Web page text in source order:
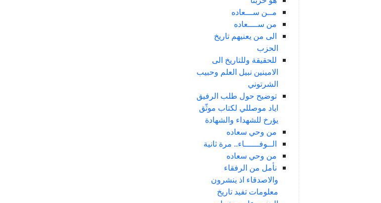
مــن ســـعاده
من ســــعاده
الى من يعنيهم تاريخ
الحزب
للحقيقة وللتاريخ الى
الامينين نبيل العلم وحبيب
الشرتوني
توضيح حول طلب الرفيق
اياد موصللي لكتاب موثّق
يؤرخ للشهداء والشهادة
من وحي سعاده
الــوفــــــاء.. مرة ثانية
من وحي سعاده
نأمل من الرفقاء
والاصدقاء اذ ينشرون
معلومات تفيد تاريخ